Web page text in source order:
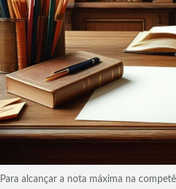
Para alcançar a nota máxima na